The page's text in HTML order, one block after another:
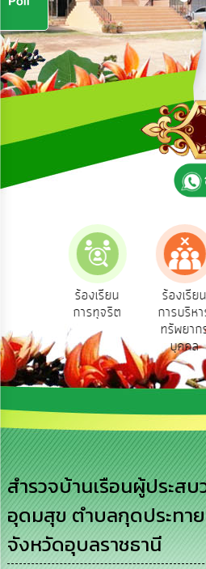
รับ
ฟัง
ความ
คิด
เห็น
แผน
แผน
พัฒนา
บริหาร/
ทรัพยากร
การ
บริหาร
งาน
ส่ง
เสริม
ความ
โปร่งใส
การ
จัด
ซื้อ
จัด
จ้าง
ร้องเรียน
การทุจริต
ร้องเรียน
การบริห
ทรัพยาก
บุคคล
สำรวจบ้านเรือนผู้ประส
อุดมสุข ตำบลกุดประทา
จังหวัดอุบลราชธานี